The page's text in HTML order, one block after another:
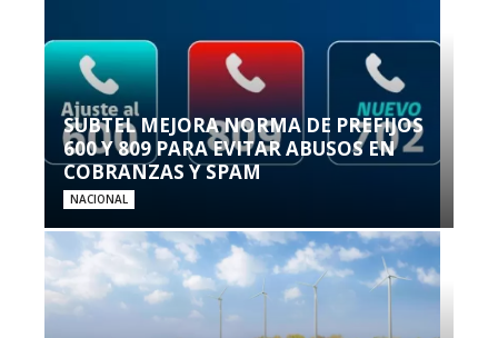
SUBTEL MEJORA NORMA DE PREFIJOS
600 Y 809 PARA EVITAR ABUSOS EN
COBRANZAS Y SPAM
NACIONAL